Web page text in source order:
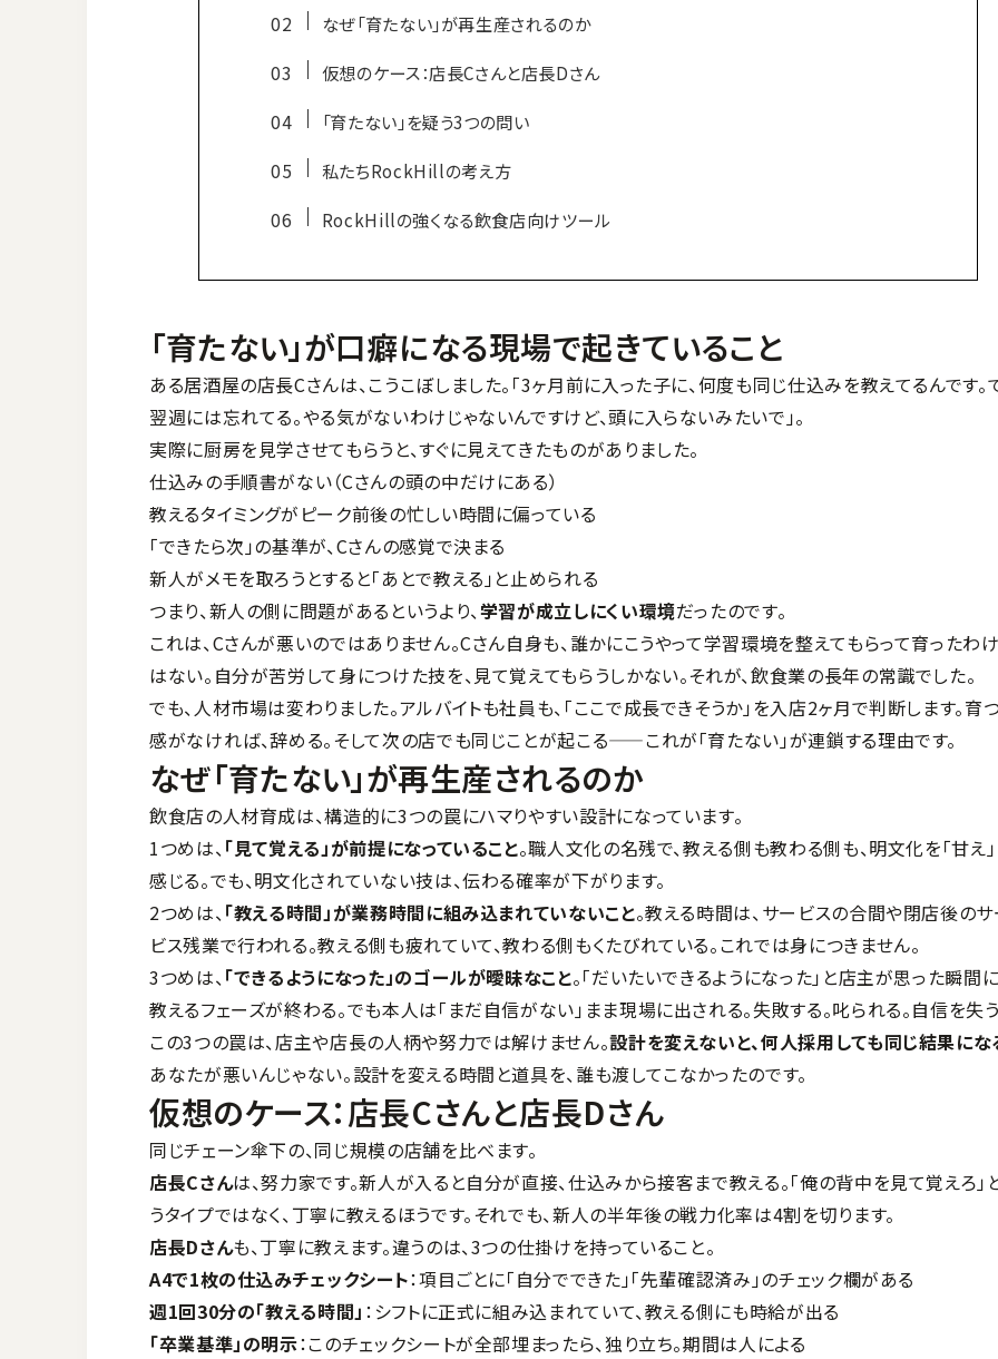
なぜ「育たない」が再生産されるのか
仮想のケース：店長Cさんと店長Dさん
「育たない」を疑う3つの問い
私たちRockHillの考え方
RockHillの強くなる飲食店向けツール
「育たない」が口癖になる現場で起きていること
ある居酒屋の店長Cさんは、こうこぼしました。「3ヶ月前に入った子に、何度も同じ仕込みを教えてるんです。
翌週には忘れてる。やる気がないわけじゃないんですけど、頭に入らないみたいで」。
実際に厨房を見学させてもらうと、すぐに見えてきたものがありました。
仕込みの手順書がない（Cさんの頭の中だけにある）
教えるタイミングがピーク前後の忙しい時間に偏っている
「できたら次」の基準が、Cさんの感覚で決まる
新人がメモを取ろうとすると「あとで教える」と止められる
つまり、新人の側に問題があるというより、学習が成立しにくい環境だったのです。
これは、Cさんが悪いのではありません。Cさん自身も、誰かにこうやって学習環境を整えてもらって育ったわ
はない。自分が苦労して身につけた技を、見て覚えてもらうしかない。それが、飲食業の長年の常識でした。
でも、人材市場は変わりました。アルバイトも社員も、「ここで成長できそうか」を入店2ヶ月で判断します。育
感がなければ、辞める。そして次の店でも同じことが起こる——これが「育たない」が連鎖する理由です。
なぜ「育たない」が再生産されるのか
飲食店の人材育成は、構造的に3つの罠にハマりやすい設計になっています。
1つめは、「見て覚える」が前提になっていること。職人文化の名残で、教える側も教わる側も、明文化を「甘え
感じる。でも、明文化されていない技は、伝わる確率が下がります。
2つめは、「教える時間」が業務時間に組み込まれていないこと。教える時間は、サービスの合間や閉店後の
ビス残業で行われる。教える側も疲れていて、教わる側もくたびれている。これでは身につきません。
3つめは、「できるようになった」のゴールが曖昧なこと。「だいたいできるようになった」と店主が思った瞬間に
教えるフェーズが終わる。でも本人は「まだ自信がない」まま現場に出される。失敗する。叱られる。自信を失う
この3つの罠は、店主や店長の人柄や努力では解けません。設計を変えないと、何人採用しても同じ結果にな
あなたが悪いんじゃない。設計を変える時間と道具を、誰も渡してこなかったのです。
仮想のケース：店長Cさんと店長Dさん
同じチェーン傘下の、同じ規模の店舗を比べます。
店長Cさんは、努力家です。新人が入ると自分が直接、仕込みから接客まで教える。「俺の背中を見て覚えろ」
うタイプではなく、丁寧に教えるほうです。それでも、新人の半年後の戦力化率は4割を切ります。
店長Dさんも、丁寧に教えます。違うのは、3つの仕掛けを持っていること。
A4で1枚の仕込みチェックシート：項目ごとに「自分でできた」「先輩確認済み」のチェック欄がある
週1回30分の「教える時間」 ：シフトに正式に組み込まれていて、教える側にも時給が出る
「卒業基準」の明示：このチェックシートが全部埋まったら、独り立ち。期間は人による